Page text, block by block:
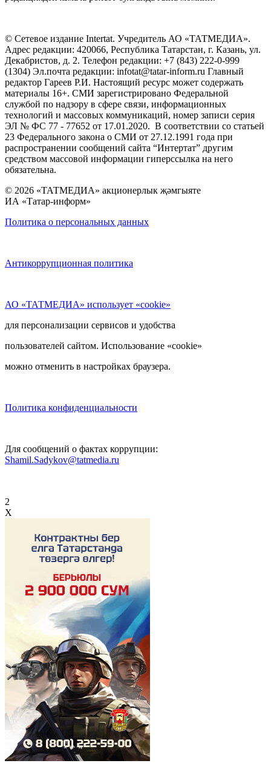
© Сетевое издание Intertat. Учредитель АО «ТАТМЕДИА».
Адрес редакции: 420066, Республика Татарстан, г. Казань, ул.
Декабристов, д. 2. Телефон редакции: +7 (843) 222-0-999
(1304) Эл.почта редакции: infotat@tatar-inform.ru Главный
редактор Гареев Р.И. Настоящий ресурс может содержать
материалы 16+. СМИ зарегистрировано Федеральной
службой по надзору в сфере связи, информационных
технологий и массовых коммуникаций, номер записи серия
ЭЛ № ФС 77 - 77652 от 17.01.2020. В соответствии со статьей
23 Федерального закона о СМИ от 27.12.1991 года при
распространении сообщений сайта “Интертат” другим
средством массовой информации гиперссылка на него
обязательна.
© 2026 «ТАТМЕДИА» акционерлык җәмгыяте
ИА «Татар-информ»
Политика о персональных данных
Антикоррупционная политика
АО «ТАТМЕДИА» использует «cookie»
для персонализации сервисов и удобства
пользователей сайтом. Использование «cookie»
можно отменить в настройках браузера.
Политика конфиденциальности
Для сообщений о фактах коррупции:
Shamil.Sadykov@tatmedia.ru
2
X